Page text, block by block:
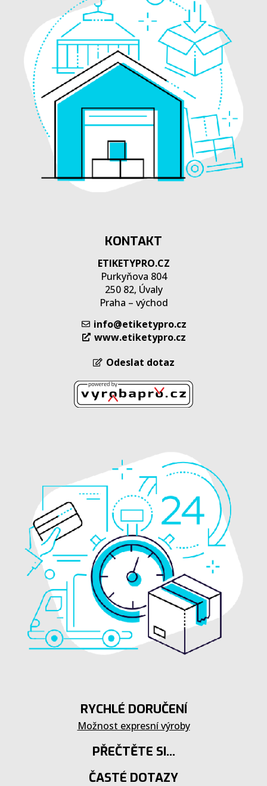
KONTAKT
ETIKETYPRO.CZ
Purkyňova 804
250 82, Úvaly
Praha – východ
info@etiketypro.cz
www.etiketypro.cz
Odeslat dotaz
RYCHLÉ DORUČENÍ
Možnost expresní výroby
PŘEČTĚTE SI...
ČASTÉ DOTAZY